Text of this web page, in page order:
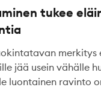
tukee
merkitys
jää usein vähälle
luontainen ravinto